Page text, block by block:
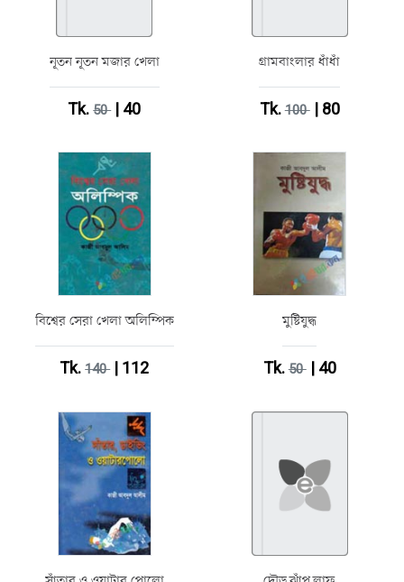
নূতন নূতন মজার খেলা
Tk.50| 40
গ্রামবাংলার ধাঁধাঁ
Tk.100| 80
বিশ্বের সেরা খেলা অলিম্পিক
Tk.140| 112
মুষ্টিযুদ্ধ
Tk.50| 40